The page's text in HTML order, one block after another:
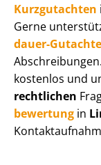
Kurzgutachten
Gerne
dau­er-
kostenlos und
rechtlichen
be­wer­tung in